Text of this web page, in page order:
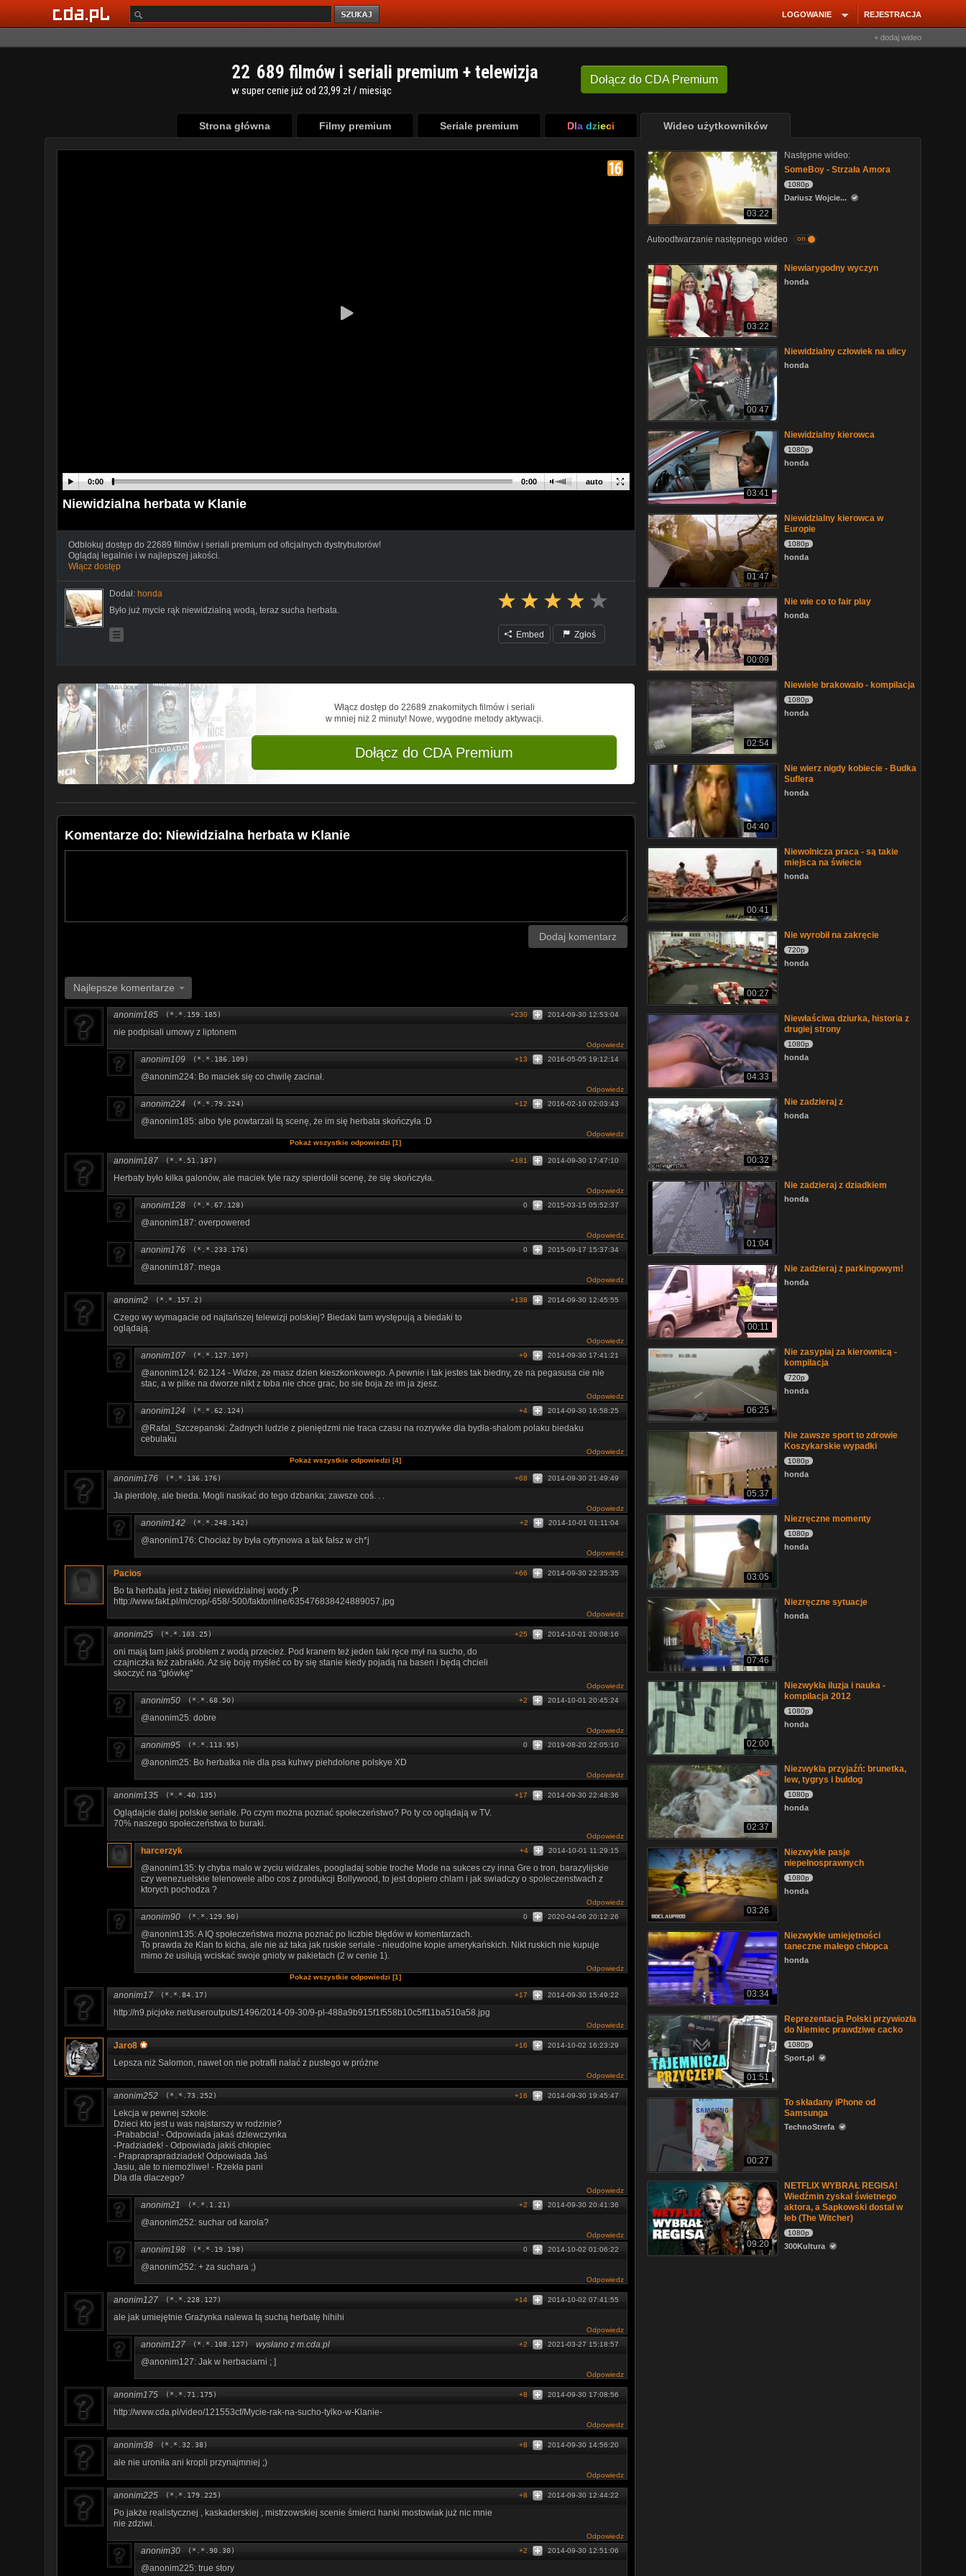
REJESTRACJA
LOGOWANIE
+ dodaj wideo
Dołącz do CDA Premium
22 689 filmów i seriali premium + telewizja
w super cenie już od 23,99 zł / miesiąc
Strona główna Filmy premium Seriale premium Dla dzieci Wideo użytkowników
auto
0:00 0:00
Niewidzialna herbata w Klanie
Odblokuj dostęp do 22689 filmów i seriali premium od oficjalnych dystrybutorów!
Oglądaj legalnie i w najlepszej jakości.
Włącz dostęp
Dodał: honda
Było już mycie rąk niewidzialną wodą, teraz sucha herbata.
Embed Zgłoś
Włącz dostęp do 22689 znakomitych filmów i seriali
w mniej niż 2 minuty! Nowe, wygodne metody aktywacji.
Dołącz do CDA Premium
Komentarze do: Niewidzialna herbata w Klanie
Dodaj komentarz
Najlepsze komentarze
anonim185 (*.*.159.185) 2014-09-30 12:53:04
+230
nie podpisali umowy z liptonem
Odpowiedz
anonim109 (*.*.186.109) 2016-05-05 19:12:14
+13
@anonim224: Bo maciek się co chwilę zacinał.
Odpowiedz
anonim224 (*.*.79.224) 2016-02-10 02:03:43
+12
@anonim185: albo tyle powtarzali tą scenę, że im się herbata skończyła :D
Odpowiedz
Pokaż wszystkie odpowiedzi [1]
anonim187 (*.*.51.187) 2014-09-30 17:47:10
+181
Herbaty było kilka galonów, ale maciek tyle razy spierdolił scenę, że się skończyła.
Odpowiedz
anonim128 (*.*.67.128) 2015-03-15 05:52:37
0
@anonim187: overpowered
Odpowiedz
anonim176 (*.*.233.176) 2015-09-17 15:37:34
0
@anonim187: mega
Odpowiedz
anonim2 (*.*.157.2) 2014-09-30 12:45:55
+138
Czego wy wymagacie od najtańszej telewizji polskiej? Biedaki tam występują a biedaki to
oglądają.
Odpowiedz
anonim107 (*.*.127.107) 2014-09-30 17:41:21
+9
@anonim124: 62.124 - Widze, ze masz dzien kieszkonkowego. A pewnie i tak jestes tak biedny, ze na pegasusa cie nie
stac, a w pilke na dworze nikt z toba nie chce grac, bo sie boja ze im ja zjesz.
Odpowiedz
anonim124 (*.*.62.124) 2014-09-30 16:58:25
+4
@Rafal_Szczepanski: Żadnych ludzie z pieniędzmi nie traca czasu na rozrywke dla bydła-shalom polaku biedaku
cebulaku
Odpowiedz
Pokaż wszystkie odpowiedzi [4]
anonim176 (*.*.136.176) 2014-09-30 21:49:49
+68
Ja pierdolę, ale bieda. Mogli nasikać do tego dzbanka; zawsze coś. . .
Odpowiedz
anonim142 (*.*.248.142) 2014-10-01 01:11:04
+2
@anonim176: Chociaż by była cytrynowa a tak fałsz w ch*j
Odpowiedz
Pacios 2014-09-30 22:35:35
+66
Bo ta herbata jest z takiej niewidzialnej wody ;P
http://www.fakt.pl/m/crop/-658/-500/faktonline/635476838424889057.jpg
Odpowiedz
anonim25 (*.*.103.25) 2014-10-01 20:08:16
+25
oni mają tam jakiś problem z wodą przecież. Pod kranem też jeden taki ręce mył na sucho, do
czajniczka też zabrakło. Aż się boję myśleć co by się stanie kiedy pojadą na basen i będą chcieli
skoczyć na "główkę"
Odpowiedz
anonim50 (*.*.68.50) 2014-10-01 20:45:24
+2
@anonim25: dobre
Odpowiedz
anonim95 (*.*.113.95) 2019-08-20 22:05:10
0
@anonim25: Bo herbatka nie dla psa kuhwy piehdolone polskye XD
Odpowiedz
anonim135 (*.*.40.135) 2014-09-30 22:48:36
+17
Oglądajcie dalej polskie seriale. Po czym można poznać społeczeństwo? Po ty co oglądają w TV.
70% naszego społeczeństwa to buraki.
Odpowiedz
harcerzyk 2014-10-01 11:29:15
+4
@anonim135: ty chyba malo w zyciu widzales, poogladaj sobie troche Mode na sukces czy inna Gre o tron, barazylijskie
czy wenezuelskie telenowele albo cos z produkcji Bollywood, to jest dopiero chlam i jak swiadczy o spoleczenstwach z
ktorych pochodza ?
Odpowiedz
anonim90 (*.*.129.90) 2020-04-06 20:12:26
0
@anonim135: A IQ społeczeństwa można poznać po liczbie błędów w komentarzach.
To prawda że Klan to kicha, ale nie aż taka jak ruskie seriale - nieudolne kopie amerykańskich. Nikt ruskich nie kupuje
mimo że usiłują wciskać swoje gnioty w pakietach (2 w cenie 1).
Odpowiedz
Pokaż wszystkie odpowiedzi [1]
anonim17 (*.*.84.17) 2014-09-30 15:49:22
+17
http://n9.picjoke.net/useroutputs/1496/2014-09-30/9-pl-488a9b915f1f558b10c5ff11ba510a58.jpg
Odpowiedz
Jaro8 2014-10-02 16:23:29
+16
Lepsza niż Salomon, nawet on nie potrafił nalać z pustego w próżne
Odpowiedz
anonim252 (*.*.73.252) 2014-09-30 19:45:47
+16
Lekcja w pewnej szkole:
Dzieci kto jest u was najstarszy w rodzinie?
-Prababcia! - Odpowiada jakaś dziewczynka
-Pradziadek! - Odpowiada jakiś chłopiec
- Prapraprapradziadek! Odpowiada Jaś
Jasiu, ale to niemożliwe! - Rzekła pani
Dla dla dlaczego?
Odpowiedz
anonim21 (*.*.1.21) 2014-09-30 20:41:36
+2
@anonim252: suchar od karola?
Odpowiedz
anonim198 (*.*.19.198) 2014-10-02 01:06:22
0
@anonim252: + za suchara ;)
Odpowiedz
anonim127 (*.*.228.127) 2014-10-02 07:41:55
+14
ale jak umiejętnie Grażynka nalewa tą suchą herbatę hihihi
Odpowiedz
anonim127 (*.*.108.127) wysłano z m.cda.pl 2021-03-27 15:18:57
+2
@anonim127: Jak w herbaciarni ; ]
Odpowiedz
anonim175 (*.*.71.175) 2014-09-30 17:08:56
+8
http://www.cda.pl/video/121553cf/Mycie-rak-na-sucho-tylko-w-Klanie-
Odpowiedz
anonim38 (*.*.32.38) 2014-09-30 14:56:20
+8
ale nie uroniła ani kropli przynajmniej ;)
Odpowiedz
anonim225 (*.*.179.225) 2014-09-30 12:44:22
+8
Po jakże realistycznej , kaskaderskiej , mistrzowskiej scenie śmierci hanki mostowiak już nic mnie
nie zdziwi.
Odpowiedz
anonim30 (*.*.90.30) 2014-09-30 12:51:06
+2
@anonim225: true story
03:22
Następne wideo:
SomeBoy - Strzała Amora
1080p
Dariusz Wojcie...
Autoodtwarzanie następnego wideo on
03:22
Niewiarygodny wyczyn
honda
00:47
Niewidzialny człowiek na ulicy
honda
03:41
Niewidzialny kierowca
1080p
honda
01:47
Niewidzialny kierowca w
Europie
1080p
honda
00:09
Nie wie co to fair play
honda
02:54
Niewiele brakowało - kompilacja
1080p
honda
04:40
Nie wierz nigdy kobiecie - Budka
Suflera
honda
00:41
Niewolnicza praca - są takie
miejsca na świecie
honda
00:27
Nie wyrobił na zakręcie
720p
honda
04:33
Niewłaściwa dziurka, historia z
drugiej strony
1080p
honda
00:32
Nie zadzieraj z
honda
01:04
Nie zadzieraj z dziadkiem
honda
00:11
Nie zadzieraj z parkingowym!
honda
06:25
Nie zasypiaj za kierownicą -
kompilacja
720p
honda
05:37
Nie zawsze sport to zdrowie
Koszykarskie wypadki
1080p
honda
03:05
Niezręczne momenty
1080p
honda
07:46
Niezręczne sytuacje
honda
02:00
Niezwykła iluzja i nauka -
kompilacja 2012
1080p
honda
02:37
Niezwykła przyjaźń: brunetka,
lew, tygrys i buldog
1080p
honda
03:26
Niezwykłe pasje
niepełnosprawnych
1080p
honda
03:34
Niezwykłe umiejętności
taneczne małego chłopca
honda
01:51
Reprezentacja Polski przywiozła
do Niemiec prawdziwe cacko
1080p
Sport.pl
00:27
To składany iPhone od
Samsunga
TechnoStrefa
09:20
NETFLIX WYBRAŁ REGISA!
Wiedźmin zyskał świetnego
aktora, a Sapkowski dostał w
łeb (The Witcher)
1080p
300Kultura